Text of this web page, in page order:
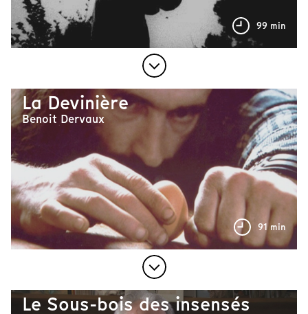
99 min
La Devinière
Benoit Dervaux
91 min
Le Sous-bois des insensés